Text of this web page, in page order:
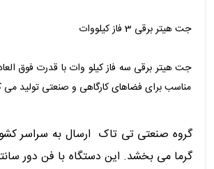
جت هیتر برقی 3 فاز کیلووات
جت هیتر برقی سه فاز کیلو وات با قدرت فوق
مناسب برای فضاهای کارگاهی و صنعتی تولید می
گرما می بخشد. این دستگاه با فن دور